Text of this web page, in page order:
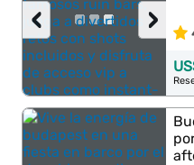
›
‹